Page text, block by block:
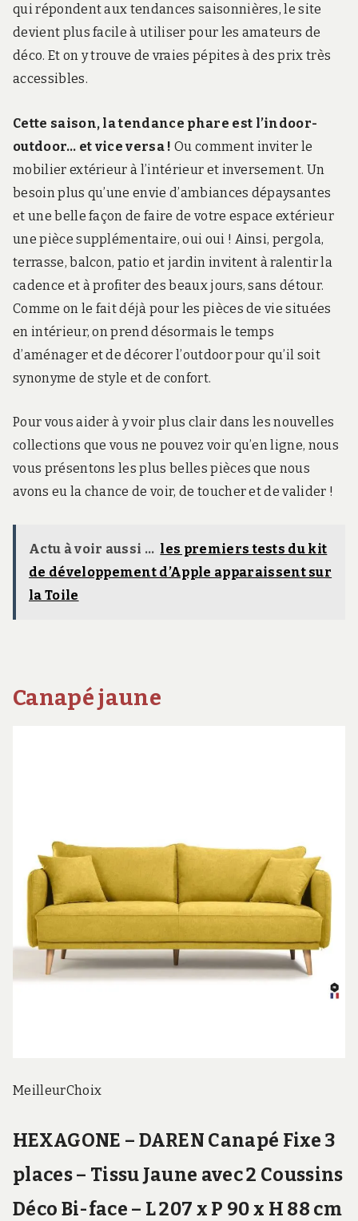
qui répondent aux tendances saisonnières, le site
devient plus facile à utiliser pour les amateurs de
déco. Et on y trouve de vraies pépites à des prix très
accessibles.
Cette saison, la tendance phare est l’indoor-
outdoor… et vice versa ! Ou comment inviter le
mobilier extérieur à l’intérieur et inversement. Un
besoin plus qu’une envie d’ambiances dépaysantes
et une belle façon de faire de votre espace extérieur
une pièce supplémentaire, oui oui ! Ainsi, pergola,
terrasse, balcon, patio et jardin invitent à ralentir la
cadence et à profiter des beaux jours, sans détour.
Comme on le fait déjà pour les pièces de vie situées
en intérieur, on prend désormais le temps
d’aménager et de décorer l’outdoor pour qu’il soit
synonyme de style et de confort.
Pour vous aider à y voir plus clair dans les nouvelles
collections que vous ne pouvez voir qu’en ligne, nous
vous présentons les plus belles pièces que nous
avons eu la chance de voir, de toucher et de valider !
Actu à voir aussi ... les premiers tests du kit
de développement d’Apple apparaissent sur
la Toile
Canapé jaune
MeilleurChoix
HEXAGONE – DAREN Canapé Fixe 3
places – Tissu Jaune avec 2 Coussins
Déco Bi-face – L 207 x P 90 x H 88 cm